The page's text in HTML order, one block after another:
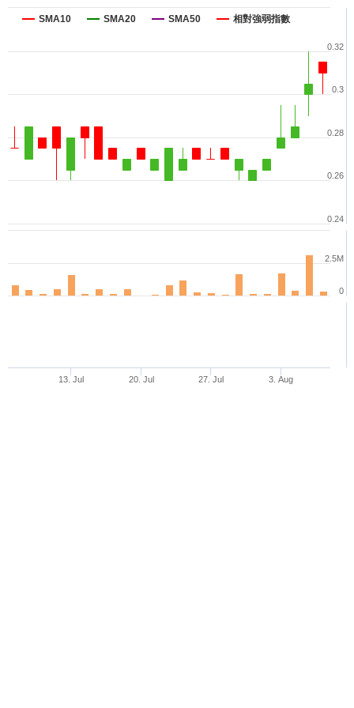
SMA10 SMA20 SMA50 相對強弱指數
13. Jul 20. Jul 27. Jul 3. Aug
0.24
0.26
0.28
0.3
0.32
0
2.5M